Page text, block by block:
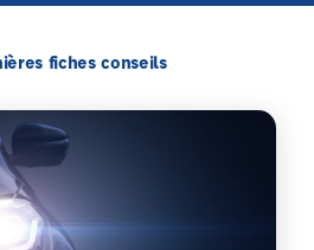
fiches conseils